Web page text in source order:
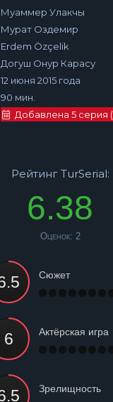
Муаммер Улакчы
Мурат Оздемир
Erdem Özçelik
Догуш Онур Карасу
12 июня 2015 года
90 мин.
Добавлена 5 серия
Рейтинг TurSerial:
6.38
Оценок: 2
Сюжет
Актёрская игра
Зрелищность